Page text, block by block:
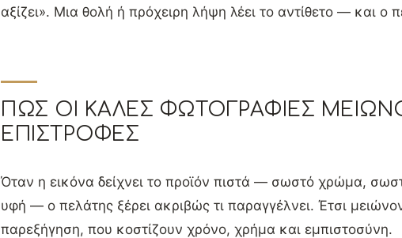
αξίζει». Μια θολή ή πρόχειρη λήψη λέει το αντίθετο — και ο
ΠΏΣ ΟΙ ΚΑΛΈΣ ΦΩΤΟΓΡΑΦΊΕΣ
ΕΠΙΣΤΡΟΦΈΣ
Όταν η εικόνα δείχνει το προϊόν πιστά — σωστό χρώμα,
υφή — ο πελάτης ξέρει ακριβώς τι παραγγέλνει. Έτσι
παρεξήγηση, που κοστίζουν χρόνο, χρήμα και εμπιστοσύνη.